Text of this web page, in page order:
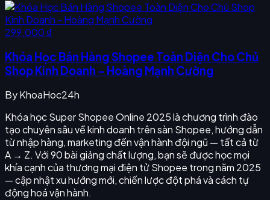
299.000 ₫
Khóa Học Bán Hàng Shopee Toàn Diện Cho Chủ
Shop Kinh Doanh - Hoàng Mạnh Cường
ByKhoaHoc24h
Khóa học Super Shopee Online 2025 là chương trình đào
tạo chuyên sâu về kinh doanh trên sàn Shopee, hướng dẫn
từ nhập hàng, marketing đến vận hành đội ngũ — tất cả từ
A → Z. Với 90 bài giảng chất lượng, bạn sẽ được học mọi
khía cạnh của thương mại điện tử Shopee trong năm 2025
— cập nhật xu hướng mới, chiến lược đột phá và cách tự
động hoá vận hành.